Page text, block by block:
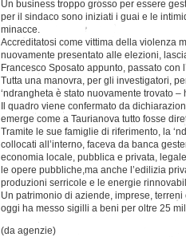
Un business troppo grosso per essere
per il sindaco sono iniziati i guai e le
minacce.
Accreditatosi come vittima della violenza
nuovamente presentato alle elezioni,
Francesco Sposato appunto, passato con
Tutta una manovra, per gli investigatori,
‘ndrangheta è stato nuovamente trovato
Il quadro viene confermato da
emerge come a Taurianova tutto fosse
Tramite le sue famiglie di riferimento, la
collocati all’interno, faceva da banca
economia locale, pubblica e privata,
le opere pubbliche,ma anche l’edilizia
produzioni serricole e le energie
Un patrimonio di aziende, imprese,
oggi ha messo sigilli a beni per oltre 25
(da agenzie)